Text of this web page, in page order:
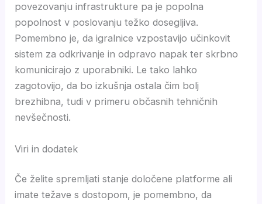
povezovanju infrastrukture pa je popolna
popolnost v poslovanju težko dosegljiva.
Pomembno je, da igralnice vzpostavijo učinkovit
sistem za odkrivanje in odpravo napak ter skrbno
komunicirajo z uporabniki. Le tako lahko
zagotovijo, da bo izkušnja ostala čim bolj
brezhibna, tudi v primeru občasnih tehničnih
nevšečnosti.
Viri in dodatek
Če želite spremljati stanje določene platforme ali
imate težave s dostopom, je pomembno, da